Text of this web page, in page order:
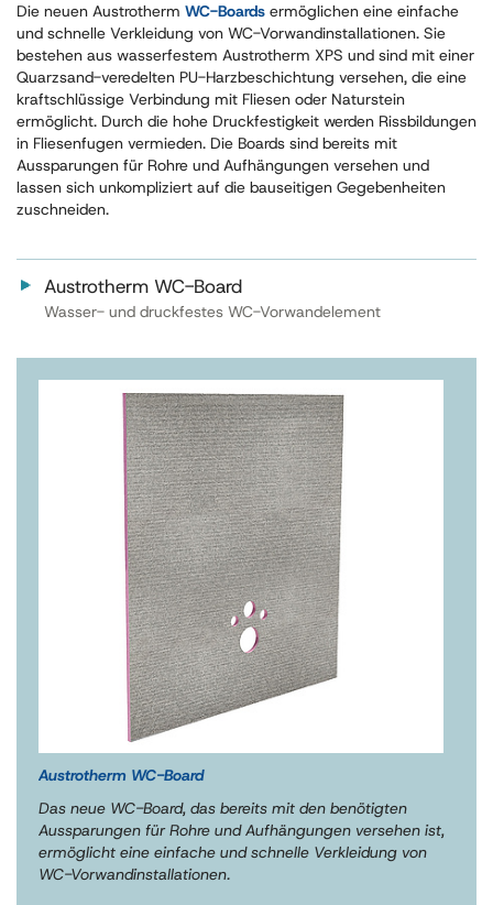
Die neuen Austrotherm WC-Boards ermöglichen eine einfache
und schnelle Verkleidung von WC-Vorwandinstallationen. Sie
bestehen aus wasserfestem Austrotherm XPS und sind mit einer
Quarzsand-veredelten PU-Harzbeschichtung versehen, die eine
kraftschlüssige Verbindung mit Fliesen oder Naturstein
ermöglicht. Durch die hohe Druckfestigkeit werden Rissbildungen
in Fliesenfugen vermieden. Die Boards sind bereits mit
Aussparungen für Rohre und Aufhängungen versehen und
lassen sich unkompliziert auf die bauseitigen Gegebenheiten
zuschneiden.
Austrotherm WC-Board
Wasser- und druckfestes WC-Vorwandelement
Austrotherm WC-Board
Das neue WC-Board, das bereits mit den benötigten
Aussparungen für Rohre und Aufhängungen versehen ist,
ermöglicht eine einfache und schnelle Verkleidung von
WC-Vorwandinstallationen.